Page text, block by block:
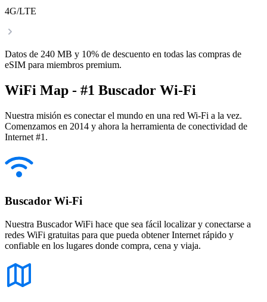
4G/LTE
Datos de 240 MB y 10% de descuento en todas las compras de
eSIM para miembros premium.
WiFi Map - #1 Buscador Wi-Fi
Nuestra misión es conectar el mundo en una red Wi-Fi a la vez.
Comenzamos en 2014 y ahora la herramienta de conectividad de
Internet #1.
Buscador Wi-Fi
Nuestra Buscador WiFi hace que sea fácil localizar y conectarse a
redes WiFi gratuitas para que pueda obtener Internet rápido y
confiable en los lugares donde compra, cena y viaja.